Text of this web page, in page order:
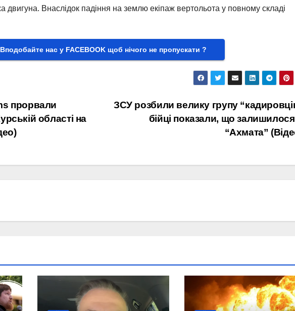
двигуна. Внаслідок падіння на землю екіпаж вертольота у повному складі
Вподобайте нас у FACEBOOK щоб нічого не пропускати ?
ЗСУ розбили велику групу
бійці показали, що залишилося
“Ахмата”
прорвали
області на